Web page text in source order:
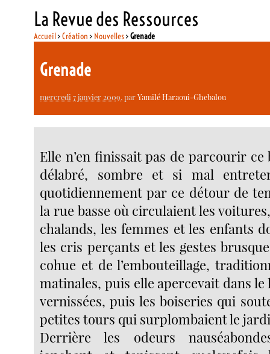
La Revue des Ressources
Accueil>Création > Nouvelles>Grenade
Grenade
mercredi 7 janvier 2009, parYamilé Haraoui-Ghebalou
Elle n’en finissait pas de parcourir ce
délabré, sombre et si mal
quotidiennement par ce détour de
la rue basse où circulaient les
chalands, les femmes et les enfants
les cris perçants et les gestes
cohue et de l’embouteillage,
matinales, puis elle apercevait dans
vernissées, puis les boiseries qui
petites tours qui surplombaient le
Derrière les odeurs